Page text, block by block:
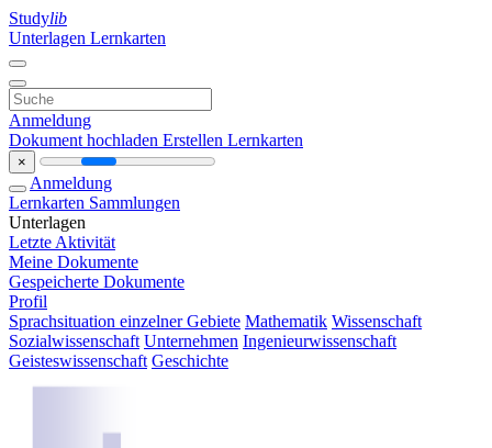
Studylib
Unterlagen Lernkarten
Anmeldung
Dokument hochladen Erstellen Lernkarten
×
Anmeldung
Lernkarten Sammlungen
Unterlagen
Letzte Aktivität
Meine Dokumente
Gespeicherte Dokumente
Profil
Sprachsituation einzelner Gebiete Mathematik Wissenschaft
Sozialwissenschaft Unternehmen Ingenieurwissenschaft
Geisteswissenschaft Geschichte